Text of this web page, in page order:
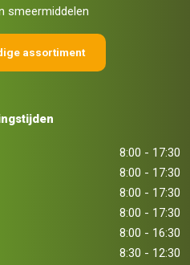
smeermiddelen
assortiment
8:00 - 17:30
8:00 - 17:30
8:00 - 17:30
8:00 - 17:30
8:00 - 16:30
8:30 - 12:30